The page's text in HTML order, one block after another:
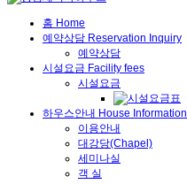
홈 Home
예약상담 Reservation Inquiry
예약상담
시설요금 Facility fees
시설요금
하우스안내 House Information
이용안내
대강당(Chapel)
세미나실
객 실